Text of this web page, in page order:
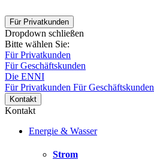
Für Privatkunden
Dropdown schließen
Bitte wählen Sie:
Für Privatkunden
Für Geschäftskunden
Die ENNI
Für Privatkunden Für Geschäftskunden
Kontakt
Kontakt
Energie & Wasser
Strom